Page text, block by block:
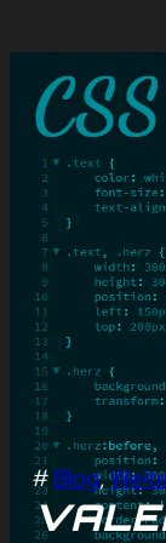
# Blog,